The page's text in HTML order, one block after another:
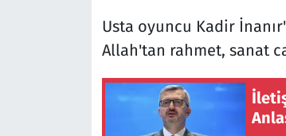
Usta oyuncu Kadir
Allah'tan rahmet, sanat